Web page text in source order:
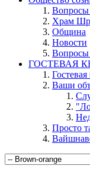
Вопросы
Храм
Община
Новости
Вопросы
ГОСТЕВАЯ
Гостевая
Ваши
Просто